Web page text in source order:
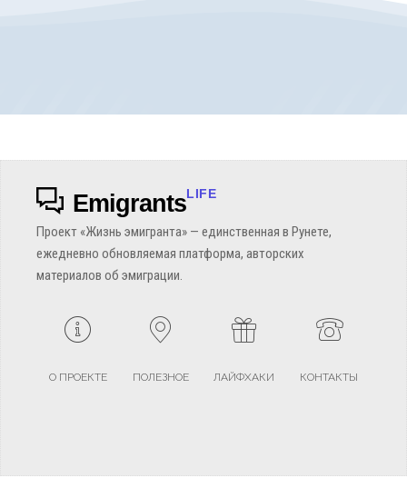
EmigrantsLIFE
Проект «Жизнь эмигранта» — единственная в Рунете,
ежедневно обновляемая платформа, авторских
материалов об эмиграции.
О ПРОЕКТЕ ПОЛЕЗНОЕ ЛАЙФХАКИ КОНТАКТЫ